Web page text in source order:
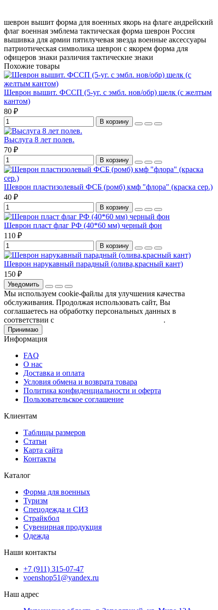
шеврон вышит форма для военных якорь на флаге андрейский
флаг военная эмблема тактическая форма шеврон Россия
вышивка для армии пятилучевая звезда военные аксессуары
патриотическая символика шеврон с якорем форма для
офицеров знаки различия тактические знаки
Похожие товары
Шеврон вышит. ФССП (5-уг. с эмбл. нов/обр) шелк (с желтым
кантом)
80 ₽
В корзину
Выслуга 8 лет полев.
70 ₽
В корзину
Шеврон пластизолевый ФСБ (ромб) кмф "флора" (краска сер.)
40 ₽
В корзину
Шеврон пласт флаг РФ (40*60 мм) черный фон
110 ₽
В корзину
Шеврон нарукавный парадный (олива,красный кант)
150 ₽
Уведомить
Мы используем cookie-файлы для улучшения качества
обслуживания. Продолжая использовать сайт, Вы
соглашаетесь на обработку персональных данных в
соответствии с
.
Принимаю
Информация
FAQ
О нас
Доставка и оплата
Условия обмена и возврата товара
Политика конфиденциальности и оферта
Пользовательское соглашение
Клиентам
Таблицы размеров
Статьи
Карта сайта
Контакты
Каталог
Форма для военных
Туризм
Спецодежда и СИЗ
Страйкбол
Сувенирная продукция
Одежда
Наши контакты
+7 (911) 315-07-47
voenshop51@yandex.ru
Наш адрес